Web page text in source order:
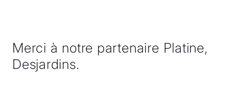
Merci à notre partenaire Platine,
Desjardins.